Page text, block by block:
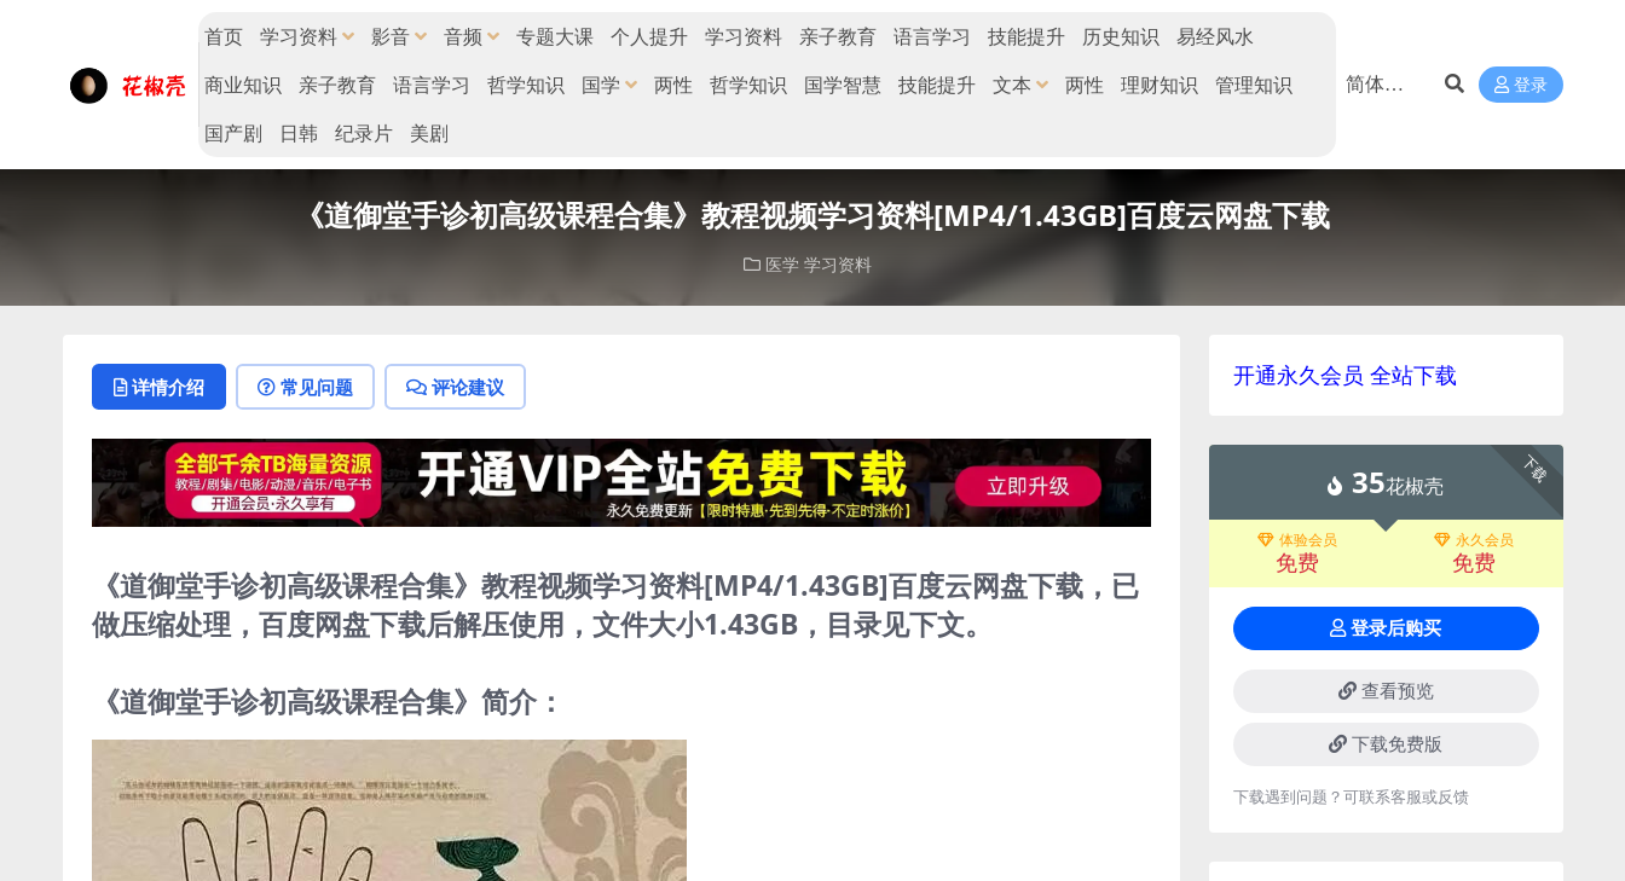
首页 学习资料 影音 音频 专题大课 个人提升 学习资料 亲子教育 语言学习 技能提升 历史知识
易经风水
商业知识
亲子教育 语言学习 哲学知识 国学 两性 哲学知识 国学智慧 技能提升 文本 两性 理财知识
管理知识
国产剧
日韩 纪录片 美剧
登录
《道御堂手诊初高级课程合集》教程视频学习资料[MP4/1.43GB]百度云网盘下载
医学 学习资料
详情介绍 常见问题 评论建议
《道御堂手诊初高级课程合集》教程视频学习资料[MP4/1.43GB]百度云网盘下载，已
做压缩处理，百度网盘下载后解压使用，文件大小1.43GB，目录见下文。
《道御堂手诊初高级课程合集》简介：
开通永久会员 全站下载
下载
35花椒壳
体验会员
免费
永久会员
免费
登录后购买
查看预览
下载免费版
下载遇到问题？可联系客服或反馈